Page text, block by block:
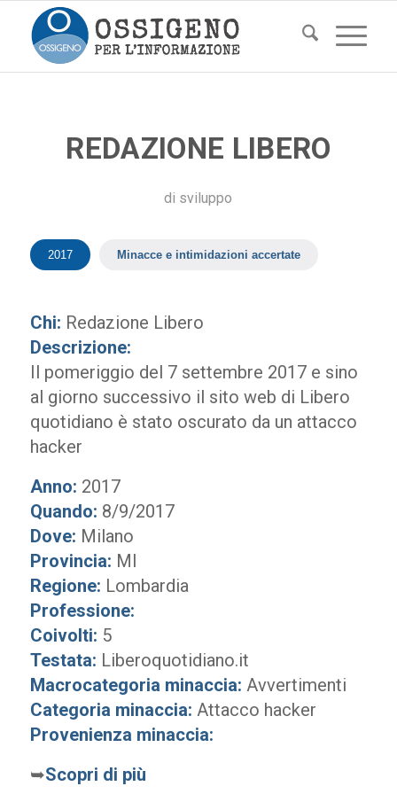
REDAZIONE LIBERO
di sviluppo
2017 Minacce e intimidazioni accertate
Chi: Redazione Libero
Descrizione:
Il pomeriggio del 7 settembre 2017 e sino
al giorno successivo il sito web di Libero
quotidiano è stato oscurato da un attacco
hacker
Anno: 2017
Quando: 8/9/2017
Dove: Milano
Provincia: MI
Regione: Lombardia
Professione:
Coivolti: 5
Testata: Liberoquotidiano.it
Macrocategoria minaccia: Avvertimenti
Categoria minaccia: Attacco hacker
Provenienza minaccia:
➥Scopri di più